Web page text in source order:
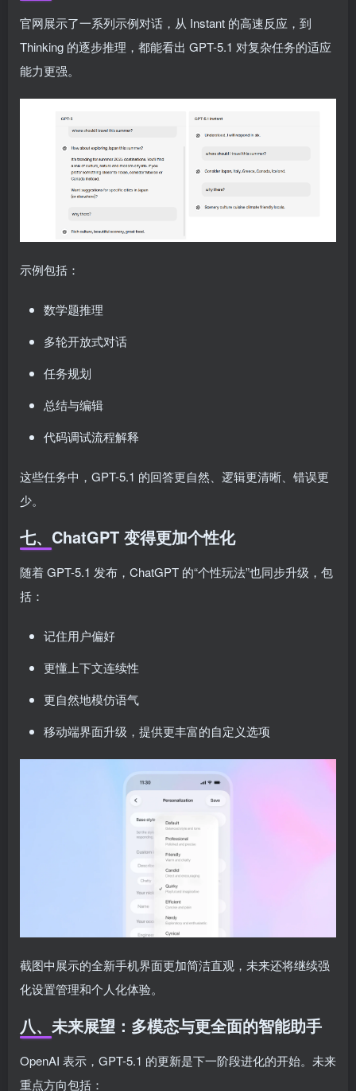
官网展示了一系列示例对话，从 Instant 的高速反应，到
Thinking 的逐步推理，都能看出 GPT-5.1 对复杂任务的适应
能力更强。
示例包括：
数学题推理
多轮开放式对话
任务规划
总结与编辑
代码调试流程解释
这些任务中，GPT-5.1 的回答更自然、逻辑更清晰、错误更
少。
七、ChatGPT 变得更加个性化
随着 GPT-5.1 发布，ChatGPT 的“个性玩法”也同步升级，包
括：
记住用户偏好
更懂上下文连续性
更自然地模仿语气
移动端界面升级，提供更丰富的自定义选项
截图中展示的全新手机界面更加简洁直观，未来还将继续强
化设置管理和个人化体验。
八、未来展望：多模态与更全面的智能助手
OpenAI 表示，GPT-5.1 的更新是下一阶段进化的开始。未来
重点方向包括：